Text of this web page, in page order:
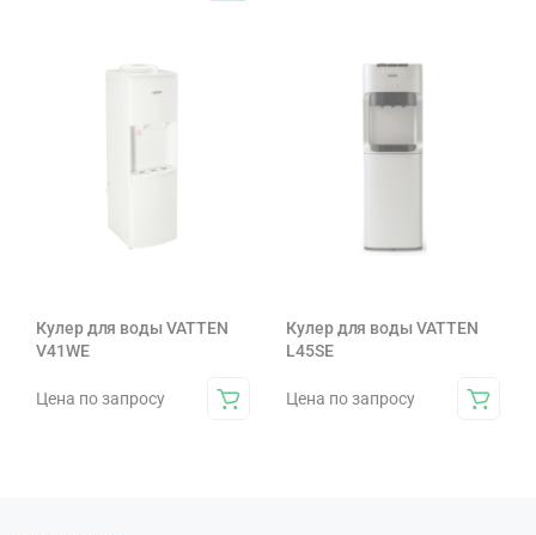
Кулер для воды VATTEN
V41WE
Цена по запросу
Кулер для воды VATTEN
L45SE
Цена по запросу